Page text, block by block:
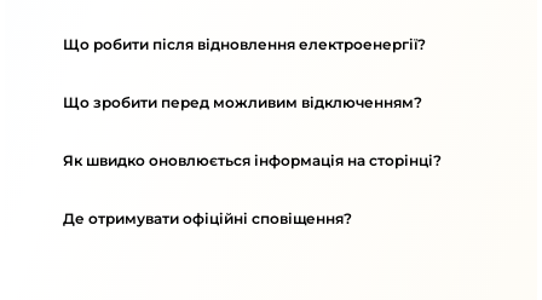
Що робити після відновлення електроенергії?
Що зробити перед можливим відключенням?
Як швидко оновлюється інформація на сторінці?
Де отримувати офіційні сповіщення?